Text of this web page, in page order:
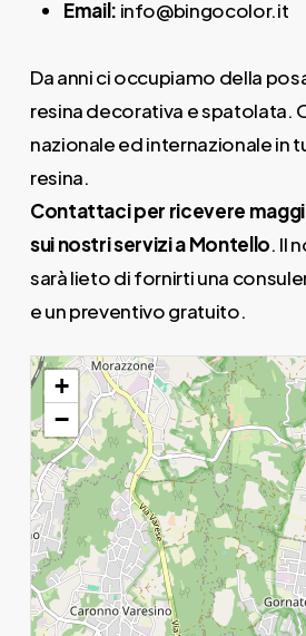
Email: info@bingocolor.it
Da anni ci occupiamo della
resina decorativa e spatolata.
nazionale ed internazionale in
resina.
Contattaci per ricevere
sui nostri servizi a Montello. Il
sarà lieto di fornirti una
e un preventivo gratuito.
+
−